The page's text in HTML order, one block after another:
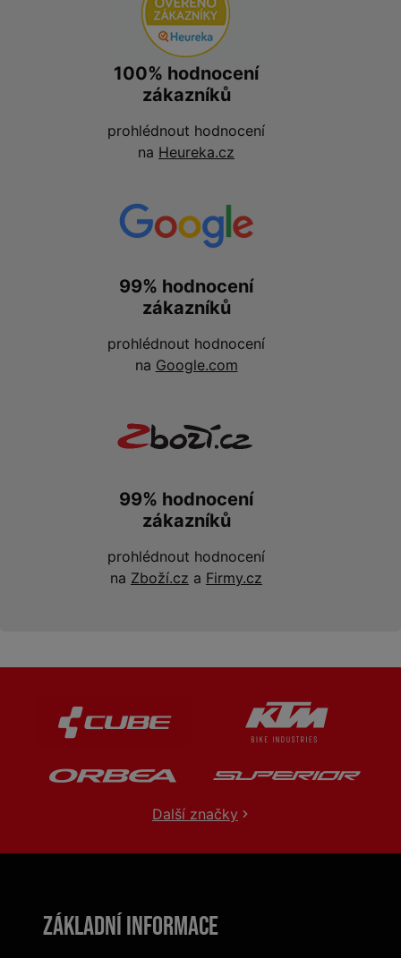
100% hodnocení
zákazníků
prohlédnout hodnocení
na Heureka.cz
99% hodnocení
zákazníků
prohlédnout hodnocení
na Google.com
99% hodnocení
zákazníků
prohlédnout hodnocení
na Zboží.cz a Firmy.cz
Další značky
Základní informace